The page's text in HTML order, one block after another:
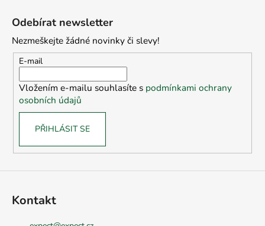
Odebírat newsletter
Nezmeškejte žádné novinky či slevy!
E-mail
Vložením e-mailu souhlasíte s podmínkami ochrany
osobních údajů
PŘIHLÁSIT SE
Kontakt